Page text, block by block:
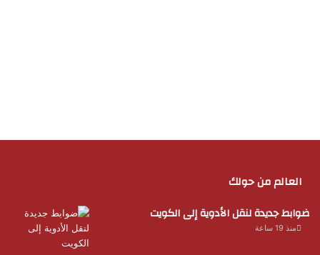
العالم من حولك
ضوابط جديدة لنقل الأدوية إلى الكويت
منذ 19 ساعة